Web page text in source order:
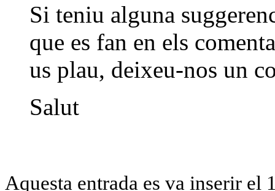
Si teniu alguna
que es fan en els
us plau, deixeu-nos un
Salut
Aquesta entrada es va inserir el